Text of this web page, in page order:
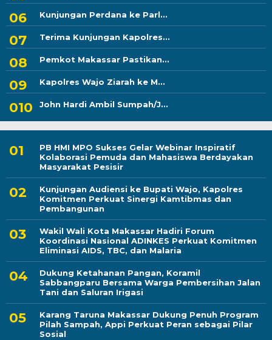
Kunjungan Perdana ke Parl...
Terima Kunjungan Kapolres...
Pemkot Makassar Pastikan...
Kapolres Wajo Ziarah ke M...
John Hardi Ambil Sumpah/J...
PB HMI MPO Sukses Gelar Webinar Inspiratif
Kolaborasi Pemuda dan Mahasiswa Berdayakan
Masyarakat Pesisir
Kunjungan Audiensi ke Bupati Wajo, Kapolres
Komitmen Perkuat Sinergi Kamtibmas dan
Pembangunan
Wakil Wali Kota Makassar Hadiri Forum
Koordinasi Nasional ADINKES Perkuat Komitmen
Eliminasi AIDS, TBC, dan Malaria
Dukung Ketahanan Pangan, Koramil
Sabbangparu Bersama Warga Pembersihan Jalan
Tani dan Saluran Irigasi
Karang Taruna Makassar Dukung Penuh Program
Pilah Sampah, Appi Perkuat Peran sebagai Pilar
Sosial